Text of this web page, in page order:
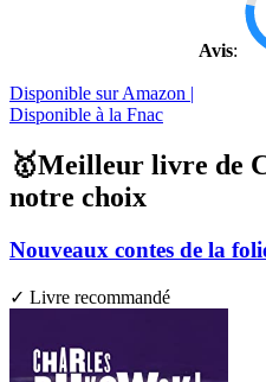
Avis:
Disponible sur Amazon |
Disponible à la Fnac
🥇Meilleur livre de
notre choix
Nouveaux contes de la
✓ Livre recommandé